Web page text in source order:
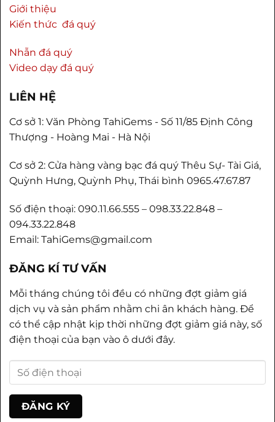
Giới thiệu
Kiến thức đá quý
Nhẫn đá quý
Video dạy đá quý
LIÊN HỆ
Cơ sở 1: Văn Phòng TahiGems - Số 11/85 Định Công
Thượng - Hoàng Mai - Hà Nội
Cơ sở 2: Cửa hàng vàng bạc đá quý Thêu Sự- Tài Giá,
Quỳnh Hưng, Quỳnh Phụ, Thái bình 0965.47.67.87
Số điện thoại: 090.11.66.555 – 098.33.22.848 –
094.33.22.848
Email: TahiGems@gmail.com
ĐĂNG KÍ TƯ VẤN
Mỗi tháng chúng tôi đều có những đợt giảm giá
dịch vụ và sản phẩm nhằm chi ân khách hàng. Để
có thể cập nhật kịp thời những đợt giảm giá này, số
điện thoại của bạn vào ô dưới đây.